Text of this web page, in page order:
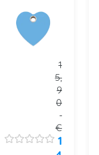
1
5,
9
0
€
1